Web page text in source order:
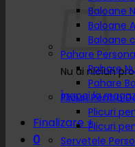
Nu ai niciun
Înapoi la
Finalizare +
0
Baloane
Baloane
Baloane
Pahare
Pahare
Pahare
Plicuri Pentru
Plicuri
Plicuri
Servetele